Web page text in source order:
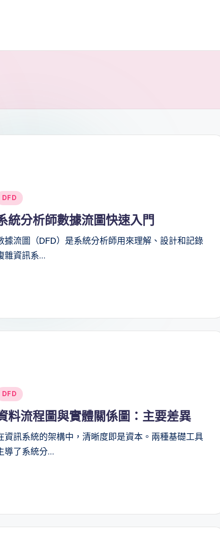
DFD
統分析師數據流圖快速入門
據流圖（DFD）是系統分析師用來理解、設計和記錄
雜資訊系…
in
DFD
料流程圖與實體關係圖：主要差異
資訊系統的架構中，清晰度即是資本。兩種基礎工具
導了系統分…